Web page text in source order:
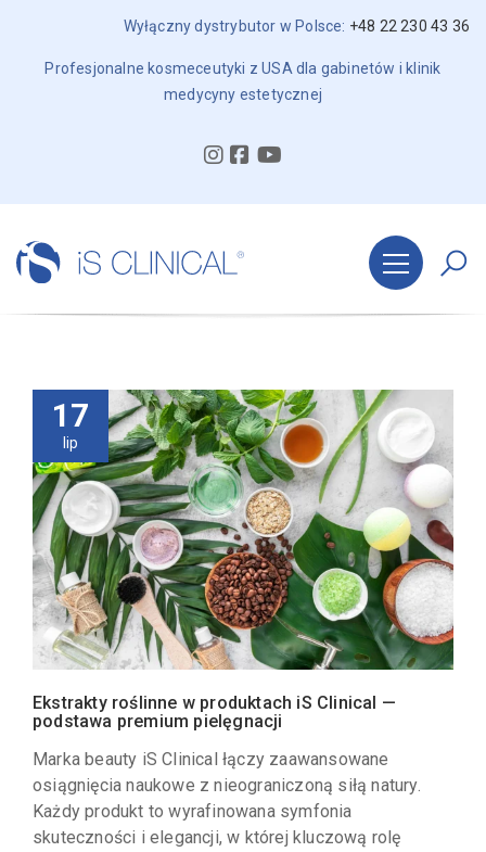
Wyłączny dystrybutor w Polsce: +48 22 230 43 36
Profesjonalne kosmeceutyki z USA dla gabinetów i klinik
medycyny estetycznej
17
lip
Ekstrakty roślinne w produktach iS Clinical —
podstawa premium pielęgnacji
Marka beauty iS Clinical łączy zaawansowane
osiągnięcia naukowe z nieograniczoną siłą natury.
Każdy produkt to wyrafinowana symfonia
skuteczności i elegancji, w której kluczową rolę